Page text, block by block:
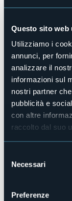
Questo sito web
Utilizziamo i
annunci, per
analizzare il
informazioni sul
nostri partner
pubblicità e
con altre
raccolto dal suo
delNecessari
Preferenze
impreziosito da
di Natale.
I Mercatini di
l'occasione
nel contempo
ph: Marco
Organizzatore
Pro Loco di
Luogo dell'evento
Centro storico
+39 327 920 3110